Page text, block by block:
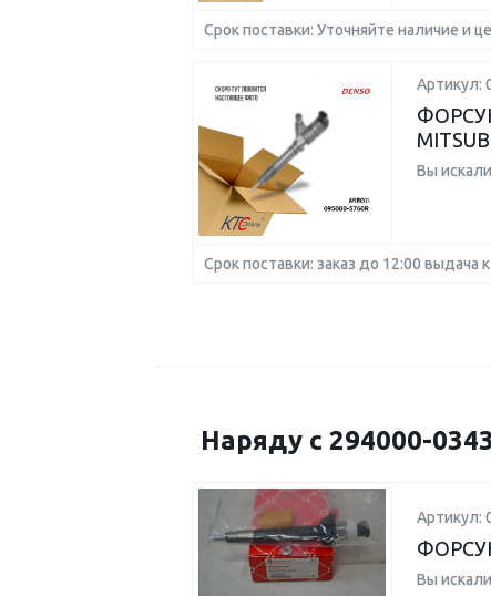
Срок поставки: Уточняйте наличие и
Артикул:
Вы
Срок поставки: заказ до 12:00 выдача
Наряду с 294000-
Артикул:
Вы